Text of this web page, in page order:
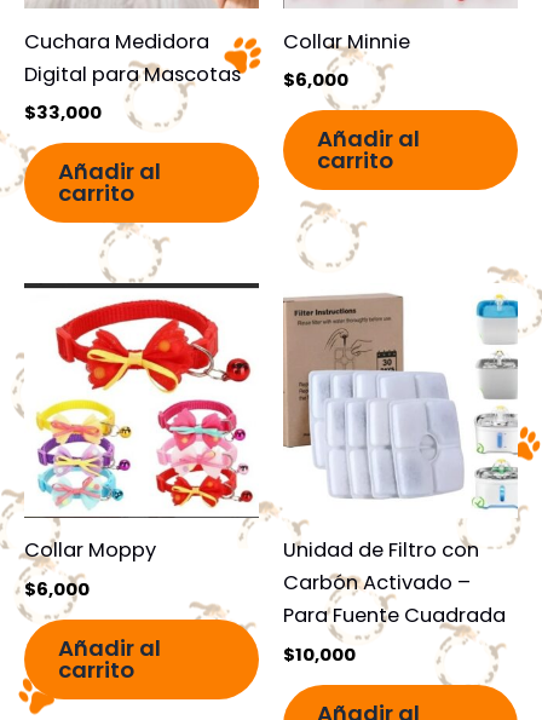
Cuchara Medidora
Digital para Mascotas
$33,000
Añadir al
carrito
Collar Minnie
$6,000
Añadir al
carrito
Collar Moppy
$6,000
Añadir al
carrito
Unidad de Filtro con
Carbón Activado –
Para Fuente Cuadrada
$10,000
Añadir al